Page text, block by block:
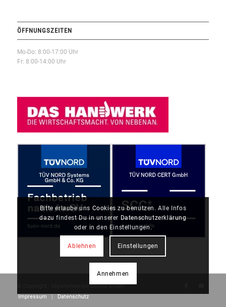
ÖFFNUNGSZEITEN
Mo-Do: 8:00-17:00 Uhr
Fr: 8:00-14:00 Uhr
© Copyright - Meisterbetrieb Batora GmbH
Impressum
Datenschutz
Bitte erlaube uns Cookies zu benutzen. Alle Infos
dazu findest Du in unserer Datenschutzerklärung
oder in den Einstellungen.
Ablehnen Einstellungen
Annehmen